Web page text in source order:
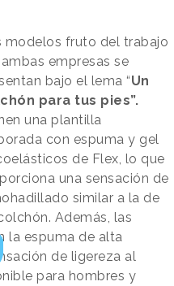
modelos fruto del trabajo
empresas se
bajo el lema “Un
para tus pies”.
una plantilla
con espuma y gel
de Flex, lo que
una sensación de
similar a la de
Además, las
la espuma de alta
de ligereza al
para hombres y